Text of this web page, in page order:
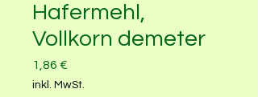
Hafermehl,
Vollkorn demeter
1,86 €
inkl. MwSt.